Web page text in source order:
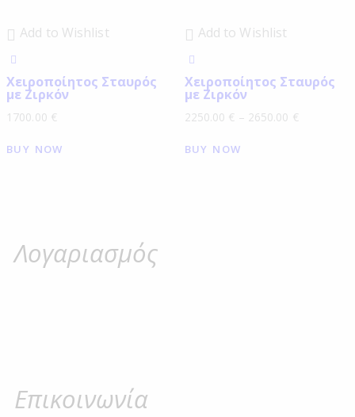
Add to Wishlist
Χειροποίητος Σταυρός
με Ζιρκόν
1700.00 €
BUY NOW
Add to Wishlist
Χειροποίητος Σταυρός
με Ζιρκόν
2250.00 € – 2650.00 €
BUY NOW
Λογαριασμός
Επικοινωνία